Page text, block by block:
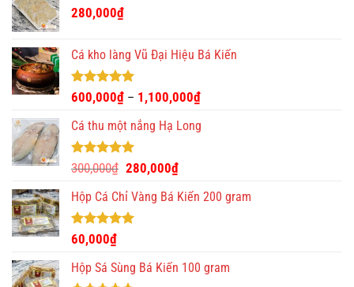
280,000₫
Cá kho làng Vũ Đại Hiệu Bá Kiến
Được xếp
hạng
4.93
5 sao
600,000₫ – 1,100,000₫
Cá thu một nắng Hạ Long
Được xếp
hạng
5.00
5 sao
300,000₫ Giá
là:
300,000₫.
280,000₫Giá
tại
Hộp Cá Chỉ Vàng Bá Kiến 200 gram
Được xếp
hạng
5.00
5 sao
60,000₫
Hộp Sá Sùng Bá Kiến 100 gram